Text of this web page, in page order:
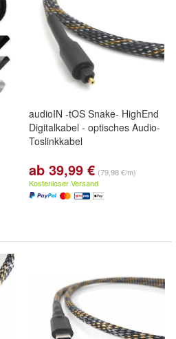
audioIN -tOS Snake- HighEnd
Digitalkabel - optisches Audio-
Toslinkkabel
ab 39,99 € (79,98 €/m)
Kostenloser Versand